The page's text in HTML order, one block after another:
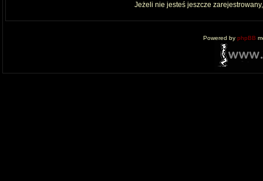
Jeżeli nie jesteś jeszcze
Powered by phpBB